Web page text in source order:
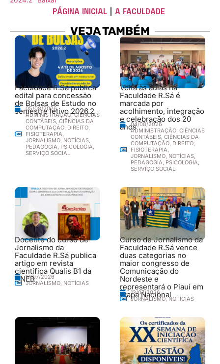
PÁGINA INICIAL A FACULDADE
VEJA TAMBÉM
Faculdade R.Sá publica
edital para concessão
de Bolsas de Estudo no
semestre letivo 2026.2
05/08/2026
ADMINISTRAÇÃO,CIÊNCIAS
CONTÁBEIS, CIÊNCIAS DA
COMPUTAÇÃO, DIREITO,
FISIOTERAPIA,
JORNALISMO, NOTÍCIAS,
PEDAGOGIA, PSICOLOGIA,
SERVIÇO SOCIAL
Volta às aulas na
Faculdade R.Sá é
marcada por
acolhimento, integração
e celebração dos 20
anos04/08/2026
ADMINISTRAÇÃO, CIÊNCIAS
CONTÁBEIS, CIÊNCIAS DA
COMPUTAÇÃO, DIREITO,
FISIOTERAPIA,
JORNALISMO, NOTÍCIAS,
PEDAGOGIA, PSICOLOGIA,
SERVIÇO SOCIAL
Docente do curso de
Jornalismo da
Faculdade R.Sá publica
artigo em revista
científica Qualis B1 da
UNEB17/07/2026
JORNALISMO NOTÍCIAS
Curso de Jornalismo da
Faculdade R.Sá vence
duas categorias no
maior congresso de
Comunicação do
Nordeste e
representará o Piauí em
etapa Nacional
13/07/2026
JORNALISMO,NOTÍCIAS